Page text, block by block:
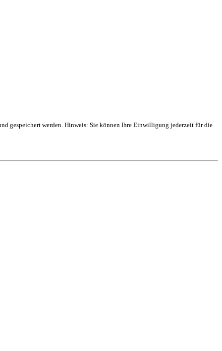
gespeichert werden. Hinweis: Sie können Ihre Einwilligung jederzeit für die